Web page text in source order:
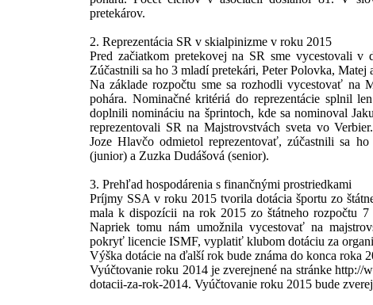
pretekárov.
2. Reprezentácia SR v skialpinizme v roku 2015
Pred začiatkom pretekovej na SR sme vycestovali v
Zúčastnili sa ho 3 mladí pretekári, Peter Polovka, Matej
Na základe rozpočtu sme sa rozhodli vycestovať na
pohára. Nominačné kritériá do reprezentácie splnil
doplnili nomináciu na šprintoch, kde sa nominoval
reprezentovali SR na Majstrovstvách sveta vo
Joze Hlavčo odmietol reprezentovať, zúčastnili sa
(junior) a Zuzka Dudášová (senior).
3. Prehľad hospodárenia s finančnými prostriedkami
Príjmy SSA v roku 2015 tvorila dotácia športu zo
mala k dispozícii na rok 2015 zo štátneho rozpočtu
Napriek tomu nám umožnila vycestovať na
pokryť licencie ISMF, vyplatiť klubom dotáciu za
Výška dotácie na ďalší rok bude známa do konca roka
Vyúčtovanie roku 2014 je zverejnené na stránke http://
dotacii-za-rok-2014. Vyúčtovanie roku 2015 bude